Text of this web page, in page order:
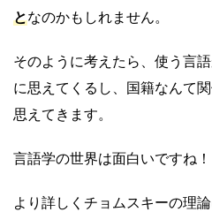
となのかもしれません。
そのように考えたら、使う言
に思えてくるし、国籍なんて
思えてきます。
言語学の世界は面白いですね！
より詳しくチョムスキーの理